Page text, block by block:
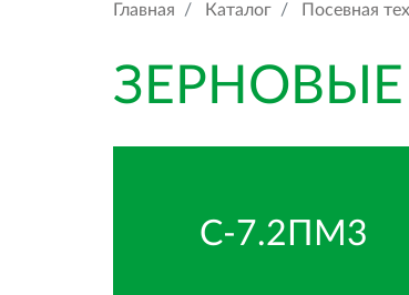
Главная Каталог Посевная
С-7.2ПМ3